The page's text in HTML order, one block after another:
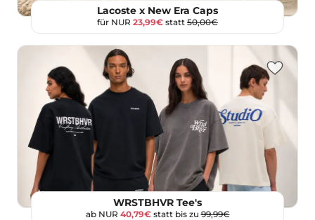
Lacoste x New Era Caps
für NUR 23,99€ statt 50,00€
WRSTBHVR Tee's
ab NUR 40,79€statt bis zu99,99€